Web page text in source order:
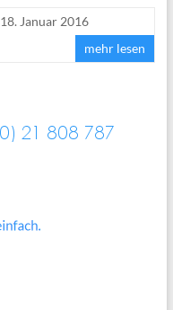
18. Januar 2016
mehr lesen